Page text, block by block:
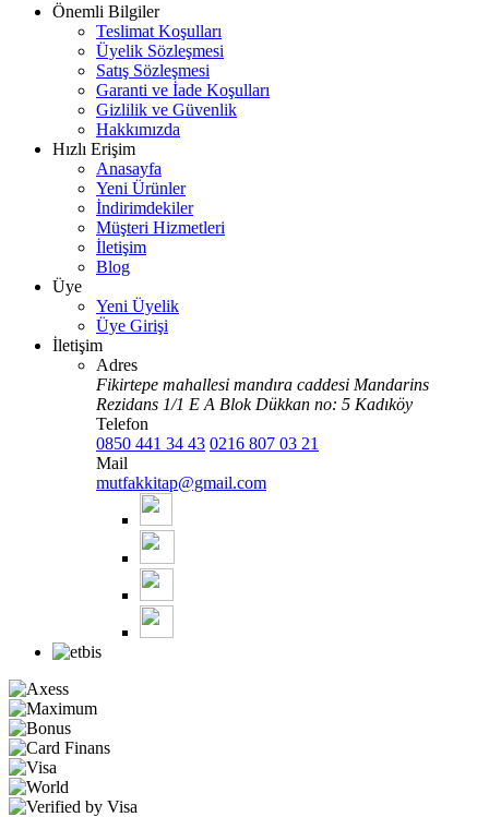
Önemli Bilgiler
Teslimat Koşulları
Üyelik Sözleşmesi
Satış Sözleşmesi
Garanti ve İade Koşulları
Gizlilik ve Güvenlik
Hakkımızda
Hızlı Erişim
Anasayfa
Yeni Ürünler
İndirimdekiler
Müşteri Hizmetleri
İletişim
Blog
Üye
Yeni Üyelik
Üye Girişi
İletişim
Adres
Fikirtepe mahallesi mandıra caddesi Mandarins
Rezidans 1/1 E A Blok Dükkan no: 5 Kadıköy
Telefon
0850 441 34 43 0216 807 03 21
Mail
mutfakkitap@gmail.com